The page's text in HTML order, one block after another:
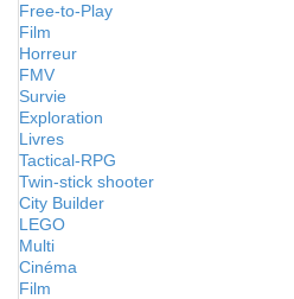
Free-to-Play
Film
Horreur
FMV
Survie
Exploration
Livres
Tactical-RPG
Twin-stick shooter
City Builder
LEGO
Multi
Cinéma
Film